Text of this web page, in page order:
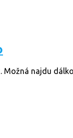
Možná najdu